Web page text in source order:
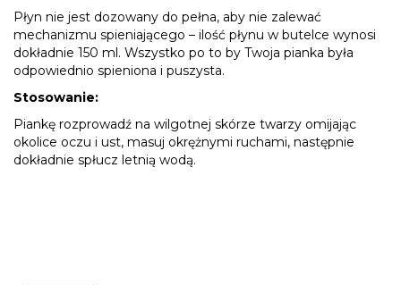
Płyn nie jest dozowany do pełna, aby nie zalewać
mechanizmu spieniającego – ilość płynu w butelce wynosi
dokładnie 150 ml. Wszystko po to by Twoja pianka była
odpowiednio spieniona i puszysta.
Stosowanie:
Piankę rozprowadź na wilgotnej skórze twarzy omijając
okolice oczu i ust, masuj okrężnymi ruchami, następnie
dokładnie spłucz letnią wodą.